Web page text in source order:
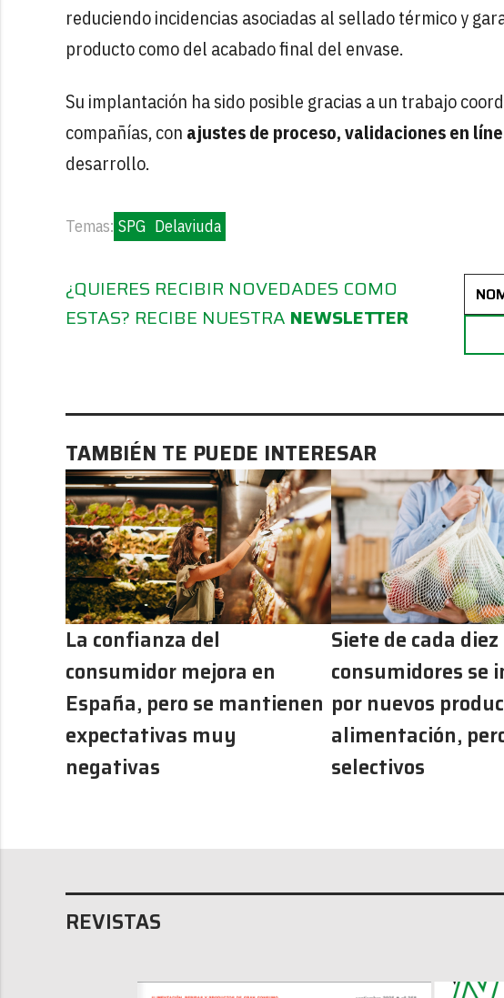
reduciendo incidencias asociadas al sellado térmico y
producto como del acabado final del envase.
Su implantación ha sido posible gracias a un trabajo
compañías, con ajustes de proceso, validaciones en
desarrollo.
Temas: SPG Delaviuda
¿QUIERES RECIBIR NOVEDADES COMO
ESTAS? RECIBE NUESTRA NEWSLETTER
TAMBIÉN TE PUEDE INTERESAR
La confianza del
consumidor mejora en
España, pero se mantienen
expectativas muy
negativas
Siete de cada diez
consumidores se
por nuevos
alimentación,
selectivos
REVISTAS